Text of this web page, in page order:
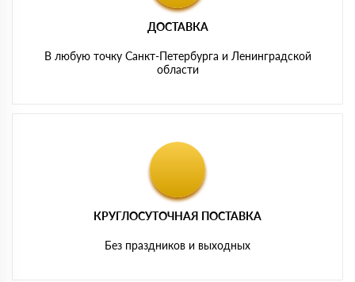
ДОСТАВКА
В любую точку Санкт-Петербурга и Ленинградской
области
КРУГЛОСУТОЧНАЯ ПОСТАВКА
Без праздников и выходных